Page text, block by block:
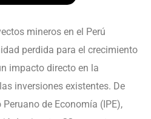
mineros en el Perú
perdida para el crecimiento
impacto directo en la
inversiones existentes. De
de Economía (IPE),